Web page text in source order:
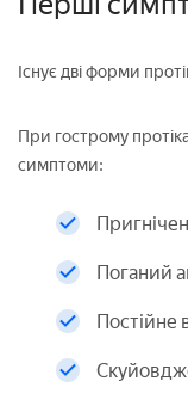
Існує дві форми
При гострому
симптоми:
Поганий
Постійне